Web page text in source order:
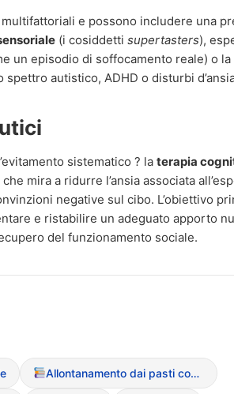
e possono includere una
(i cosiddetti supertasters),
un episodio di soffocamento reale) o
autistico, ADHD o disturbi
sistematico ? la terapia
che mira a ridurre l’ansia associata
negative sul cibo. L’obiettivo
e ristabilire un adeguato apporto
del funzionamento sociale.
Allontanamento dai pasti conviviali